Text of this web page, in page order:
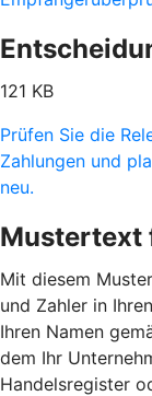
121 KB
Prüfen Sie die
Zahlungen und
neu.
Mustertext
Mit diesem
und Zahler in
Ihren Namen
dem Ihr
Handelsregister